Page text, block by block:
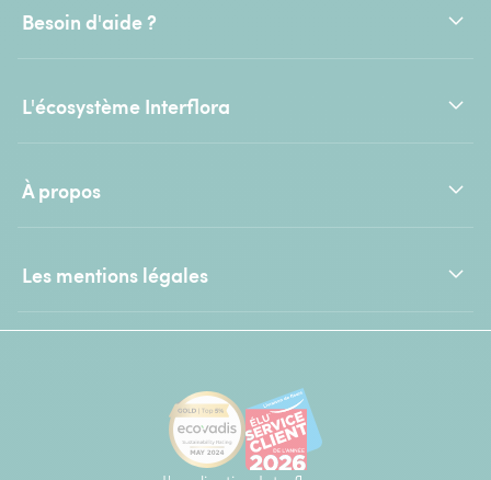
Besoin d'aide ?
L'écosystème Interflora
À propos
Les mentions légales